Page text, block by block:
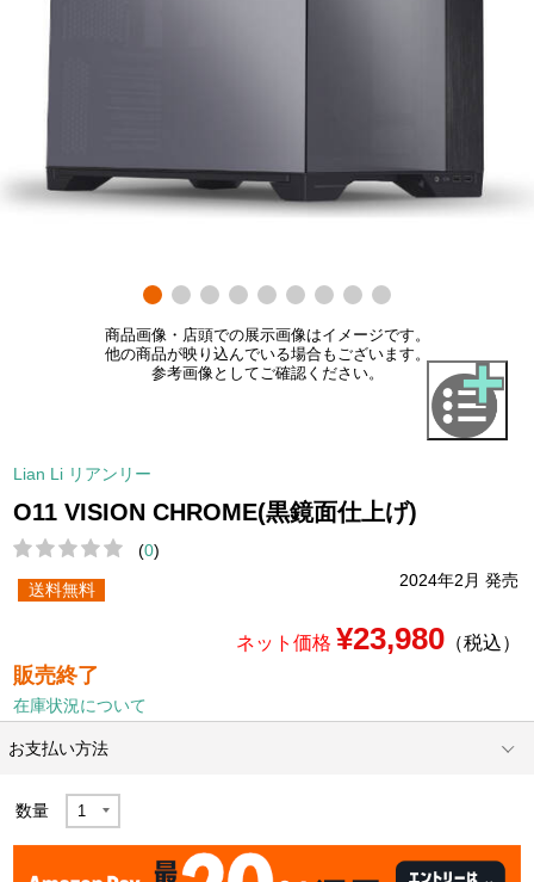
商品画像・店頭での展示画像はイメージです。
他の商品が映り込んでいる場合もございます。
参考画像としてご確認ください。
Lian Li リアンリー
O11 VISION CHROME(黒鏡面仕上げ)
(0)
2024年2月 発売
送料無料
ネット価格 ¥23,980（税込）
販売終了
在庫状況について
お支払い方法
数量